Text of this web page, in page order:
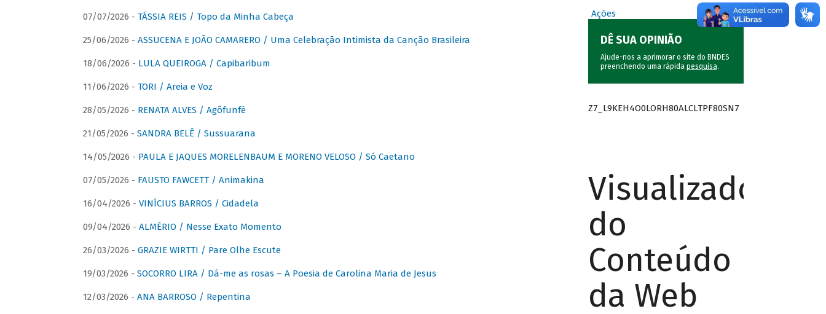
07/07/2026 - TÁSSIA REIS / Topo da Minha Cabeça
25/06/2026 - ASSUCENA E JOÃO CAMARERO / Uma Celebração Intimista da Canção Brasileira
18/06/2026 - LULA QUEIROGA / Capibaribum
11/06/2026 - TORI / Areia e Voz
28/05/2026 - RENATA ALVES / Agôfunfè
21/05/2026 - SANDRA BELÊ / Sussuarana
14/05/2026 - PAULA E JAQUES MORELENBAUM E MORENO VELOSO / Só Caetano
07/05/2026 - FAUSTO FAWCETT / Animakina
16/04/2026 - VINÍCIUS BARROS / Cidadela
09/04/2026 - ALMÉRIO / Nesse Exato Momento
26/03/2026 - GRAZIE WIRTTI / Pare Olhe Escute
19/03/2026 - SOCORRO LIRA / Dá-me as rosas – A Poesia de Carolina Maria de Jesus
12/03/2026 - ANA BARROSO / Repentina
Ações
DÊ SUA OPINIÃO
Ajude-nos a aprimorar o site do BNDES
preenchendo uma rápida pesquisa.
Z7_L9KEH4O0LORH80ALCLTPF80SN7
Visualizador
do
Conteúdo
da Web